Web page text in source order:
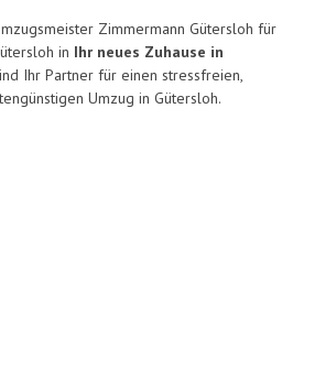
Zimmermann Gütersloh für
in Ihr neues Zuhause in
Ihr Partner für einen stressfreien,
Umzug in Gütersloh.